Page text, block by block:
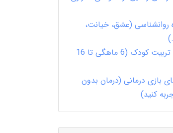
روانشناسی (عشق، خیانت،
روانشناسی و تربیت کودک (6 ماهگی تا 16
بازی درمانی (درمان بدون
کنید)